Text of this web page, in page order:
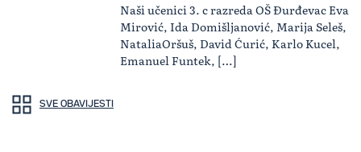
Naši učenici 3. c razreda OŠ Đurđevac Eva
Mirović, Ida Domišljanović, Marija Seleš,
NataliaOršuš, David Ćurić, Karlo Kucel,
Emanuel Funtek, […]
SVE OBAVIJESTI